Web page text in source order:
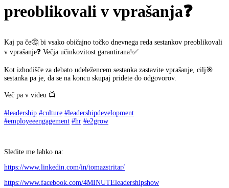
preoblikovali v vprašanja❓
Kaj pa če🤔 bi vsako običajno točko dnevnega reda sestankov preoblikovali
v vprašanje❓ Večja učinkovitost garantirana!✅
Kot izhodišče za debato udeležencem sestanka zastavite vprašanje, cilj🎯
sestanka pa je, da se na koncu skupaj pridete do odgovorov.
Več pa v videu 📺
#leadership #culture #leadershipdevelopment
#employeeengagement #hr #e2grow
Sledite me lahko na:
https://www.linkedin.com/in/tomazstritar/
https://www.facebook.com/4MINUTEleadershipshow